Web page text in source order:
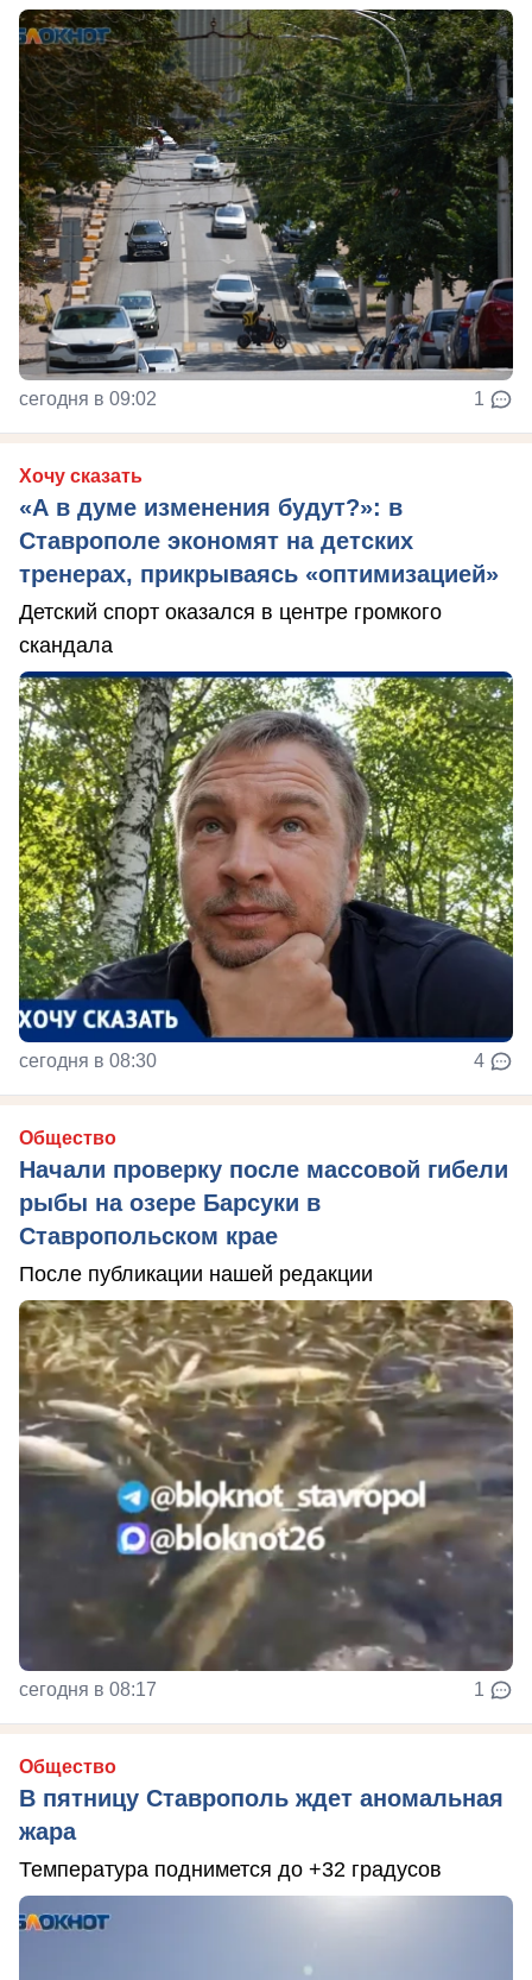
сегодня в 09:02 1
Хочу сказать
«А в думе изменения будут?»: в
Ставрополе экономят на детских
тренерах, прикрываясь «оптимизацией»
Детский спорт оказался в центре громкого
скандала
сегодня в 08:30 4
Общество
Начали проверку после массовой гибели
рыбы на озере Барсуки в
Ставропольском крае
После публикации нашей редакции
сегодня в 08:17 1
Общество
В пятницу Ставрополь ждет аномальная
жара
Температура поднимется до +32 градусов